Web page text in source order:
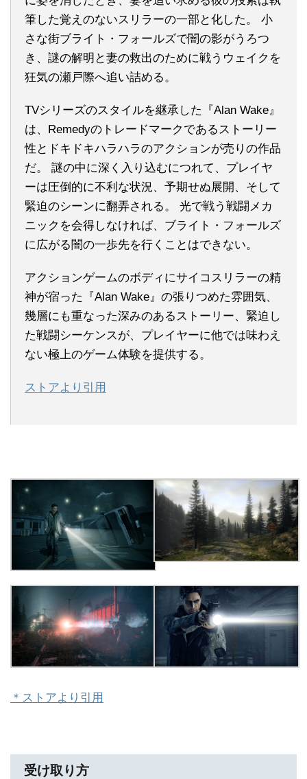
筆した覚えのないスリラーの一部と化した。 小
さな街ブライト・フォールズで闇の影がうろつ
き、謎の解明と妻の救出のために戦うウェイクを
狂気の瀬戸際へ追い詰める。
TVシリーズのスタイルを継承した『Alan Wake』
は、Remedyのトレードマークであるストーリー
性とドキドキハラハラのアクションが売りの作品
だ。 謎の中に深く入り込むにつれて、プレイヤ
ーは圧倒的に不利な状況、予期せぬ展開、そして
緊迫のシーンに翻弄される。 光で戦う戦闘メカ
ニックを会得しなければ、ブライト・フォールズ
に広がる闇の一歩先を行くことはできない。
アクションゲームのボディにサイコスリラーの精
神が宿った『Alan Wake』の張りつめた雰囲気、
幾層にも重なった深みのあるストーリー、緊迫し
た戦闘シーケンスが、プレイヤーに他では味わえ
ない極上のゲーム体験を提供する。
ストアより引用
＊ストアより引用
受け取り方